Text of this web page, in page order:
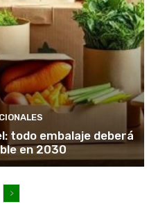
todo embalaje deberá
en 2030